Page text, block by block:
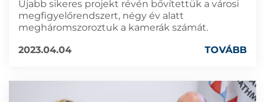
Újabb sikeres projekt révén bővítettük a városi
megfigyelőrendszert, négy év alatt
megháromszoroztuk a kamerák számát.
2023.04.04
TOVÁBB